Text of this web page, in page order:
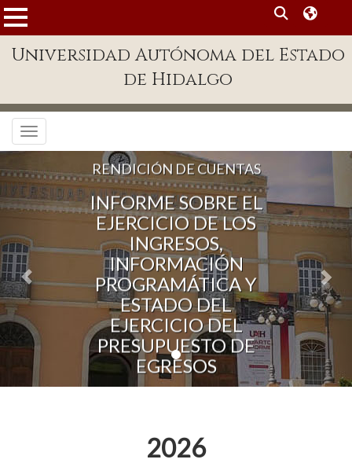
Enlaces
Directorio
Defensor Universitario
Patronato
Plataforma Garza
Publicaciones en línea
Acreditación Internacional
Alumnado
Aspirantes
Personal
Universidad Autónoma del Estado
de Hidalgo
Toggle navigation
RENDICIÓN DE CUENTAS
INFORME SOBRE EL
EJERCICIO DE LOS
INGRESOS,
INFORMACIÓN
PROGRAMÁTICA Y
ESTADO DEL
EJERCICIO DEL
PRESUPUESTO DE
EGRESOS
2026